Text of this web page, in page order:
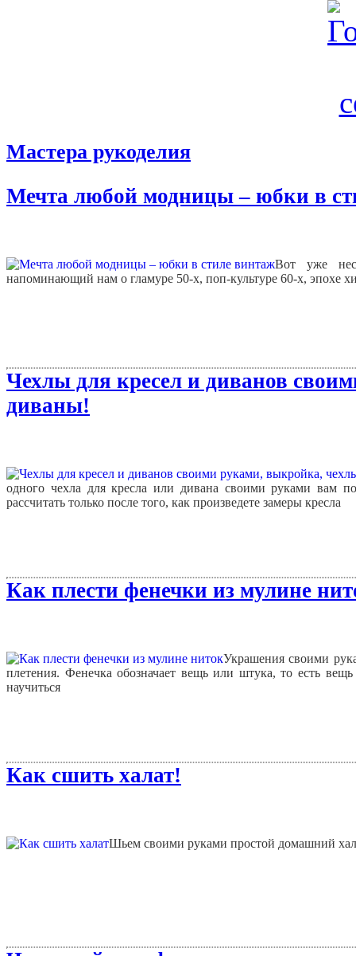
Мастера рукоделия
Мечта любой модницы – юбки в
Вот уже
напоминающий нам о гламуре 50-х, поп-культуре 60-х, эпохе
Чехлы для кресел и диванов
диваны!
одного чехла для кресла или дивана своими руками вам
рассчитать только после того, как произведете замеры кресла
Как плести фенечки из мулине
Украшения своими
плетения. Фенечка обозначает вещь или штука, то есть
научиться
Как сшить халат!
Шьем своими руками простой домашний